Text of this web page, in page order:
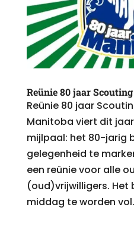
Reünie 80 jaar
Reünie 80 jaar
Manitoba viert dit
mijlpaal: het 80-jarig
gelegenheid te
een reünie voor alle
(oud)vrijwilligers. Het
middag te worden